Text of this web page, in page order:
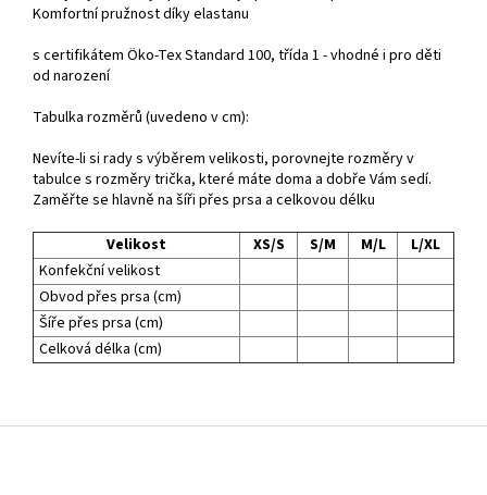
Komfortní pružnost díky elastanu
s certifikátem Öko-Tex Standard 100, třída 1 - vhodné i pro děti
od narození
Tabulka rozměrů (uvedeno v cm):
Nevíte-li si rady s výběrem velikosti, porovnejte rozměry v
tabulce s rozměry trička, které máte doma a dobře Vám sedí.
Zaměřte se hlavně na šíři přes prsa a celkovou délku
Velikost XS/S S/M M/L
L/XL
Konfekční velikost
Obvod přes prsa (cm)
Šíře přes prsa (cm)
Celková délka (cm)